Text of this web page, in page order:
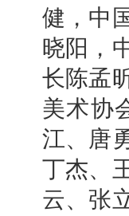
健，中
晓阳，
长陈孟
美术协
江、唐
丁杰、
云、张